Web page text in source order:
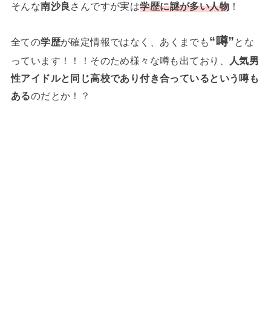
そんな南沙良 さんですが実は学歴に謎が多い人物 ！
全ての学歴が確定情報ではなく、あくまでも“噂”とな
っています！！！そのため様々な噂も出ており、
人気男
性アイドルと同じ高校であり付き合っているという噂も
あるのだとか！？